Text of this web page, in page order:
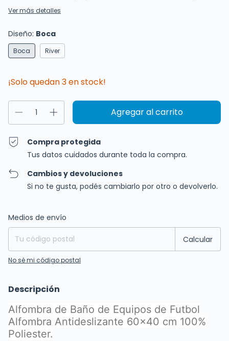
Ver más detalles
Diseño: Boca
Boca River
¡Solo quedan3en stock!
Compra protegida
Tus datos cuidados durante toda la compra.
Cambios y devoluciones
Si no te gusta, podés cambiarlo por otro o devolverlo.
Entregas para el CP:
Medios de envío
Calcular
No sé mi código postal
Descripción
Alfombra de Baño de Equipos de Futbol
Alfombra Antideslizante 60x40 cm 100%
Poliester.